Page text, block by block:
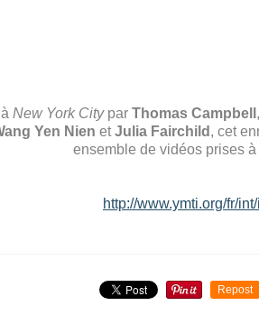
New York Citypar Thomas Campbell
Yen Nien etJulia Fairchild , cet
ensemble de vidéos prises
http://www.ymti.org/fr/
Repost